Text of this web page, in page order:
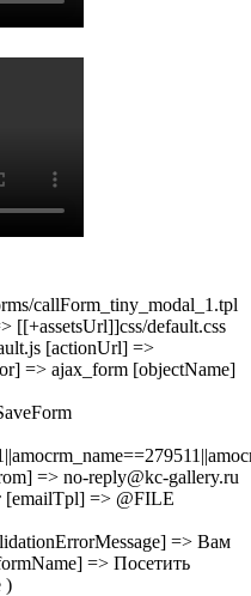
callForm_tiny_modal_1.tpl
[[+assetsUrl]]css/default.css
[actionUrl] =>
=> ajax_form [objectName]
=> no-reply@kc-gallery.ru
[emailTpl] => @FILE
=> Вам
=> Посетить
)